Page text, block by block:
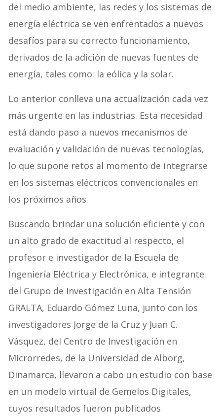
del medio ambiente, las redes y los sistemas de
energía eléctrica se ven enfrentados a nuevos
desafíos para su correcto funcionamiento,
derivados de la adición de nuevas fuentes de
energía, tales como: la eólica y la solar.
Lo anterior conlleva una actualización cada vez
más urgente en las industrias. Esta necesidad
está dando paso a nuevos mecanismos de
evaluación y validación de nuevas tecnologías,
lo que supone retos al momento de integrarse
en los sistemas eléctricos convencionales en
los próximos años.
Buscando brindar una solución eficiente y con
un alto grado de exactitud al respecto, el
profesor e investigador de la Escuela de
Ingeniería Eléctrica y Electrónica, e integrante
del Grupo de Investigación en Alta Tensión
GRALTA, Eduardo Gómez Luna, junto con los
investigadores Jorge de la Cruz y Juan C.
Vásquez, del Centro de Investigación en
Microrredes, de la Universidad de Alborg,
Dinamarca, llevaron a cabo un estudio con base
en un modelo virtual de Gemelos Digitales,
cuyos resultados fueron publicados